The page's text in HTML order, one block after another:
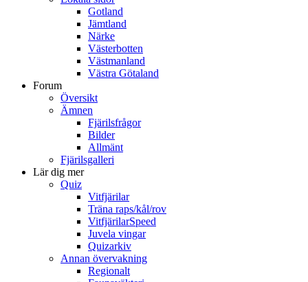
Gotland
Jämtland
Närke
Västerbotten
Västmanland
Västra Götaland
Forum
Översikt
Ämnen
Fjärilsfrågor
Bilder
Allmänt
Fjärilsgalleri
Lär dig mer
Quiz
Vitfjärilar
Träna raps/kål/rov
VitfjärilarSpeed
Juvela vingar
Quizarkiv
Annan övervakning
Regionalt